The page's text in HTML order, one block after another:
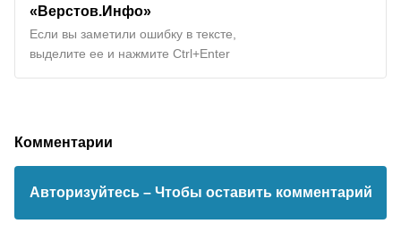
«Верстов.Инфо»
Если вы заметили ошибку в тексте,
выделите ее и нажмите Ctrl+Enter
Комментарии
Авторизуйтесь – Чтобы оставить комментарий